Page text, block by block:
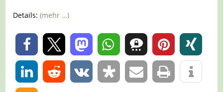
Details:(mehr …)
0
0